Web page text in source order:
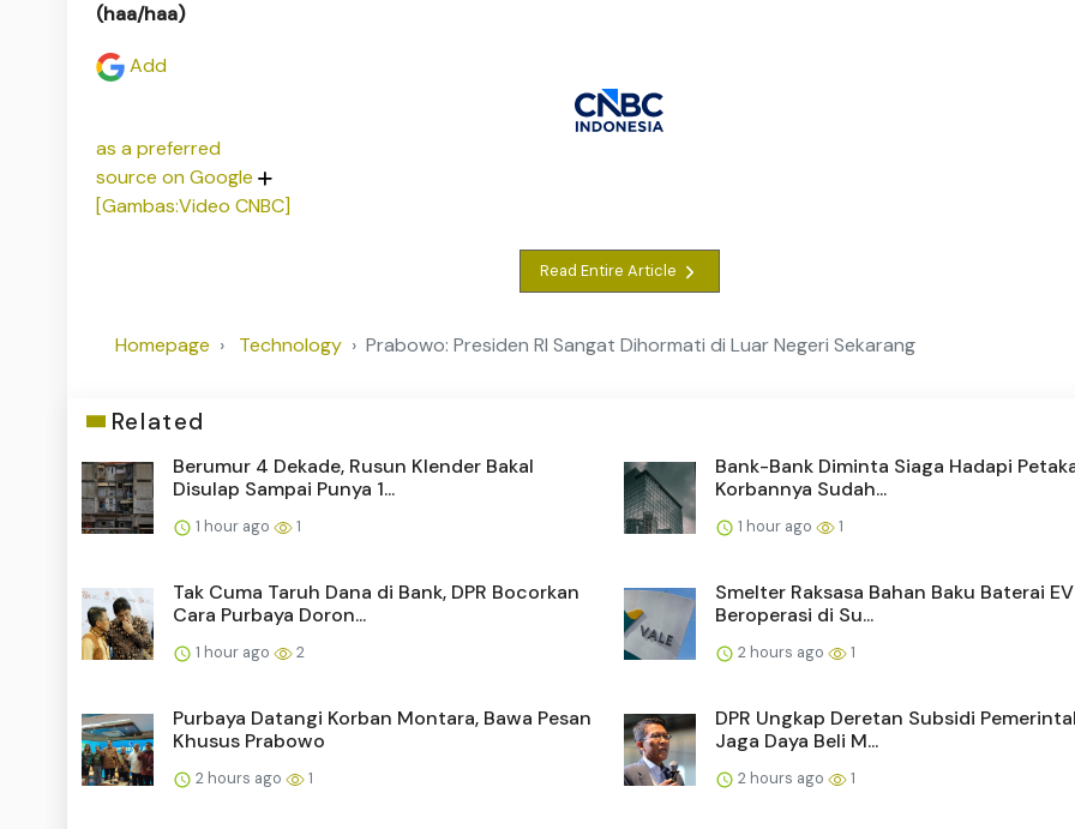
(haa/haa)
Add
as a preferred
source on Google
[Gambas:Video CNBC]
Read Entire Article
Homepage Technology Prabowo: Presiden RI Sangat Dihormati di Luar Negeri Sekarang
Related
Berumur 4 Dekade, Rusun Klender Bakal
Disulap Sampai Punya 1...
1 hour ago 1
Bank-Bank Diminta Siaga Hadapi
Korbannya Sudah...
1 hour ago 1
Tak Cuma Taruh Dana di Bank, DPR Bocorkan
Cara Purbaya Doron...
1 hour ago 2
Smelter Raksasa Bahan Baku Baterai
Beroperasi di Su...
2 hours ago 1
Purbaya Datangi Korban Montara, Bawa Pesan
Khusus Prabowo
2 hours ago 1
DPR Ungkap Deretan Subsidi
Jaga Daya Beli M...
2 hours ago 1